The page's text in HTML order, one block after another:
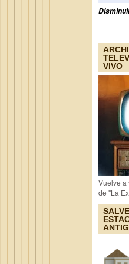
VIVO
Vuelve a
de "La